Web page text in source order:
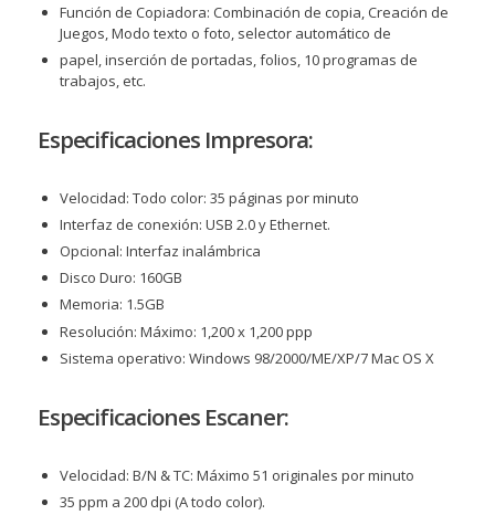
Función de Copiadora: Combinación de copia, Creación de
Juegos, Modo texto o foto, selector automático de
papel, inserción de portadas, folios, 10 programas de
trabajos, etc.
Especificaciones Impresora:
Velocidad: Todo color: 35 páginas por minuto
Interfaz de conexión: USB 2.0 y Ethernet.
Opcional: Interfaz inalámbrica
Disco Duro: 160GB
Memoria: 1.5GB
Resolución: Máximo: 1,200 x 1,200 ppp
Sistema operativo: Windows 98/2000/ME/XP/7 Mac OS X
Especificaciones Escaner:
Velocidad: B/N & TC: Máximo 51 originales por minuto
35 ppm a 200 dpi (A todo color).